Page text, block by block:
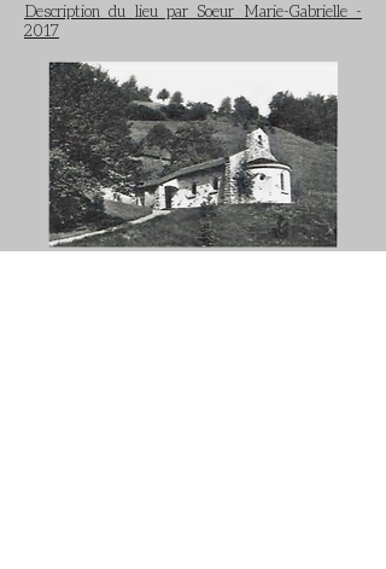
Description du lieu par Soeur Marie-Gabrielle -
2017